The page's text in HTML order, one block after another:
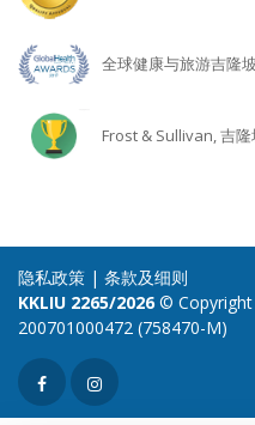
全球健康与旅游吉隆
Frost & Sullivan, 吉
隐私政策 | 条款及细则
KKLIU 2265/2026© Copyright
200701000472 (758470-M)